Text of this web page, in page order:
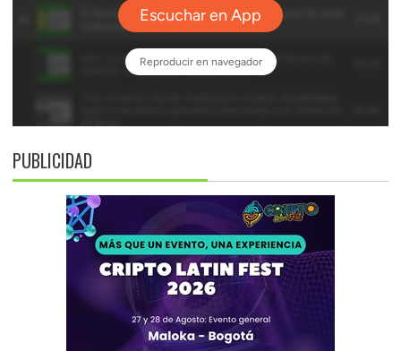
PUBLICIDAD